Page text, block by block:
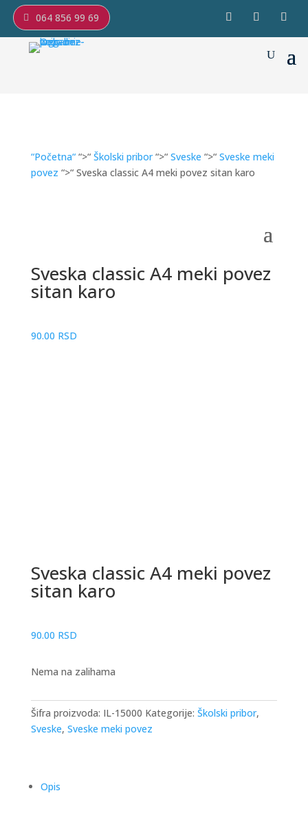
064 856 99 69
“Početna““>“ Školski pribor“>“ Sveske “>“ Sveske meki
povez “>“ Sveska classic A4 meki povez sitan karo
Sveska classic A4 meki povez
sitan karo
90.00 RSD
Sveska classic A4 meki povez
sitan karo
90.00 RSD
Nema na zalihama
Šifra proizvoda: IL-15000 Kategorije: Školski pribor,
Sveske, Sveske meki povez
Opis